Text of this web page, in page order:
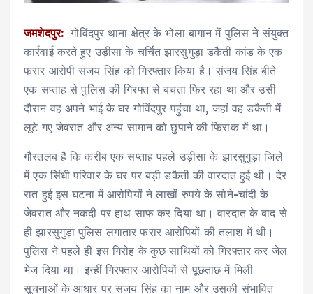
जमशेदपुर: गोविंदपुर थाना क्षेत्र के भोला बागान में पुलिस ने संयुक्त
कार्रवाई करते हुए उड़ीसा के चर्चित झारसुगुड़ा डकैती कांड के एक
फरार आरोपी संजय सिंह को गिरफ्तार किया है। संजय सिंह बीते
एक सप्ताह से पुलिस की गिरफ्त से बचता फिर रहा था और उसी
दौरान वह अपने भाई के घर गोविंदपुर पहुंचा था, जहां वह डकैती में
लूटे गए जेवरात और अन्य सामान को छुपाने की फिराक में था।
गौरतलब है कि करीब एक सप्ताह पहले उड़ीसा के झारसुगुड़ा जिले
में एक सिंधी परिवार के घर पर बड़ी डकैती की वारदात हुई थी। देर
रात हुई इस घटना में आरोपियों ने लाखों रुपये के सोने-चांदी के
जेवरात और नकदी पर हाथ साफ कर दिया था। वारदात के बाद से
ही झारसुगुड़ा पुलिस लगातार फरार आरोपियों की तलाश में थी।
पुलिस ने पहले ही इस गिरोह के कुछ साथियों को गिरफ्तार कर जेल
भेज दिया था। इन्हीं गिरफ्तार आरोपियों से पूछताछ में मिली
सूचनाओं के आधार पर संजय सिंह का नाम और उसकी संभावित